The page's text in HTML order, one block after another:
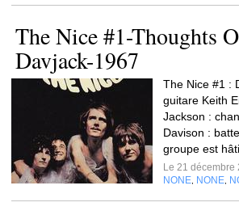
The Nice #1-Thoughts
Davjack-1967
The Nice #1 :
guitare Keith
Jackson :
Davison :
groupe est
Le 21 décembre
NONE NONE